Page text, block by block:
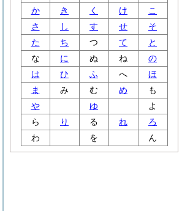
か
き く け
こ
さ
し す せ
そ
た
ち つ て
と
な
に ぬ ね
の
は
ひ ふ へ
ほ
ま
み む め
も
や
ゆ
よ
ら
り る れ
ろ
わ
を ん